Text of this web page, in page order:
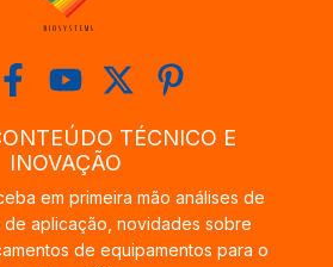
TÉCNICO E
INOVAÇÃO
em primeira mão análises de
de aplicação, novidades sobre
de equipamentos para o